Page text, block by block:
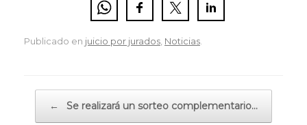
Publicado en juicio por jurados Noticias
← Se realizará un sorteo complementario…